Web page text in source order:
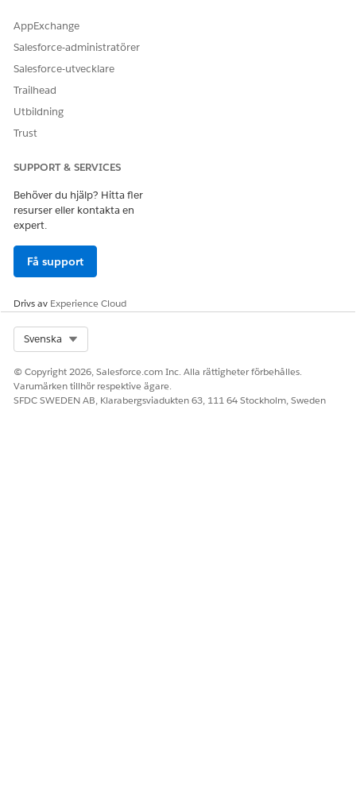
AppExchange
Salesforce-administratörer
Salesforce-utvecklare
Trailhead
Utbildning
Trust
SUPPORT & SERVICES
Behöver du hjälp? Hitta fler
resurser eller kontakta en
expert.
Få support
Drivs av Experience Cloud
Svenska
© Copyright 2026, Salesforce.com Inc. Alla rättigheter förbehålles.
Varumärken tillhör respektive ägare.
SFDC SWEDEN AB, Klarabergsviadukten 63, 111 64 Stockholm, Sweden